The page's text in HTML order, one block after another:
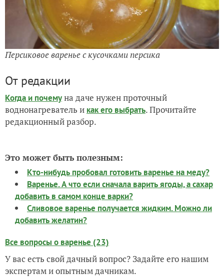
Персиковое варенье с кусочками персика
От редакции
Когда и почемуна даче нужен проточный
воднонагреватель и как его выбрать. Прочитайте
редакционный разбор.
Это может быть полезным:
Кто-нибудь пробовал готовить варенье на меду?
Варенье. А что если сначала варить ягоды, а сахар
добавить в самом конце варки?
Сливовое варенье получается жидким. Можно ли
добавить желатин?
Все вопросы о варенье (23)
У вас есть свой дачный вопрос? Задайте его нашим
экспертам и опытным дачникам.